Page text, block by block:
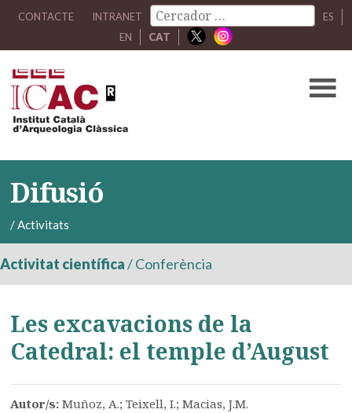
CONTACTE INTRANET
ES
EN
CAT
Difusió
/Activitats
Activitat científica/Conferència
Les excavacions de la
Catedral: el temple d’August
Autor/s:Muñoz, A.; Teixell, I.; Macias, J.M.